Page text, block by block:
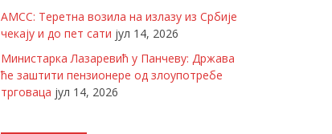
АМСС: Теретна возила на излазу из Србије
чекају и до пет сати јул 14, 2026
Министарка Лазаревић у Панчеву: Држава
ће заштити пензионере од злоупотребе
трговаца јул 14, 2026